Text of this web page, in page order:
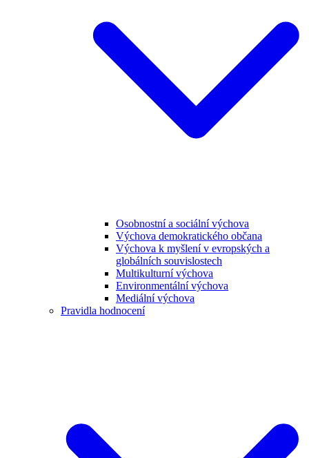
Osobnostní a sociální výchova
Výchova demokratického občana
Výchova k myšlení v evropských a
globálních souvislostech
Multikulturní výchova
Environmentální výchova
Mediální výchova
Pravidla hodnocení